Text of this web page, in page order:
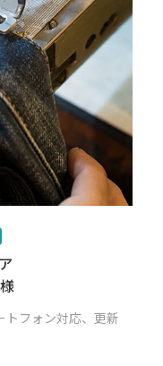
トフォン対応、更新